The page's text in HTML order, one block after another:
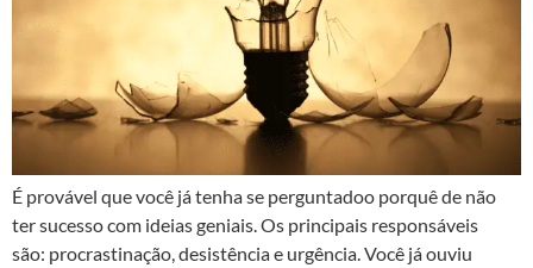
É provável que você já tenha se perguntadoo porquê de não
ter sucesso com ideias geniais. Os principais responsáveis
são: procrastinação, desistência e urgência. Você já ouviu